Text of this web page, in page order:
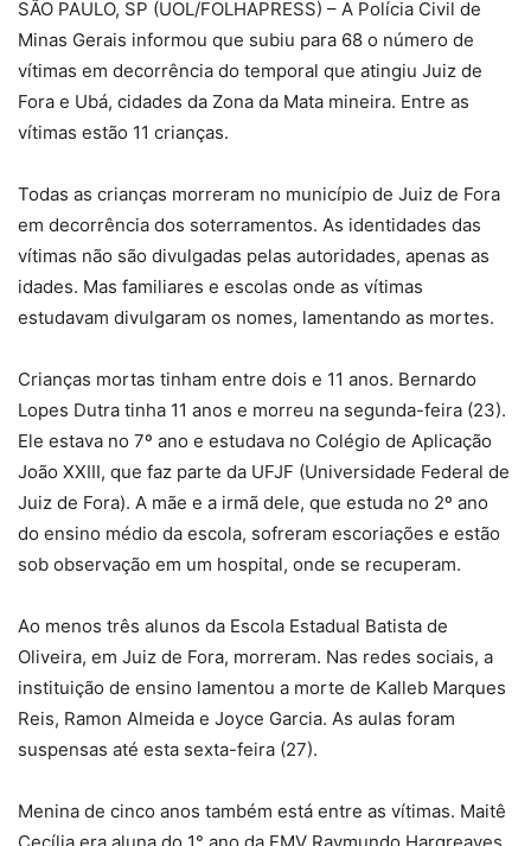
SÃO PAULO, SP (UOL/FOLHAPRESS) – A Polícia Civil de
Minas Gerais informou que subiu para 68 o número de
vítimas em decorrência do temporal que atingiu Juiz de
Fora e Ubá, cidades da Zona da Mata mineira. Entre as
vítimas estão 11 crianças.
Todas as crianças morreram no município de Juiz de Fora
em decorrência dos soterramentos. As identidades das
vítimas não são divulgadas pelas autoridades, apenas as
idades. Mas familiares e escolas onde as vítimas
estudavam divulgaram os nomes, lamentando as mortes.
Crianças mortas tinham entre dois e 11 anos. Bernardo
Lopes Dutra tinha 11 anos e morreu na segunda-feira (23).
Ele estava no 7º ano e estudava no Colégio de Aplicação
João XXIII, que faz parte da UFJF (Universidade Federal de
Juiz de Fora). A mãe e a irmã dele, que estuda no 2º ano
do ensino médio da escola, sofreram escoriações e estão
sob observação em um hospital, onde se recuperam.
Ao menos três alunos da Escola Estadual Batista de
Oliveira, em Juiz de Fora, morreram. Nas redes sociais, a
instituição de ensino lamentou a morte de Kalleb Marques
Reis, Ramon Almeida e Joyce Garcia. As aulas foram
suspensas até esta sexta-feira (27).
Menina de cinco anos também está entre as vítimas. Maitê
Cecília era aluna do 1° ano da EMV Raymundo Hargreaves.